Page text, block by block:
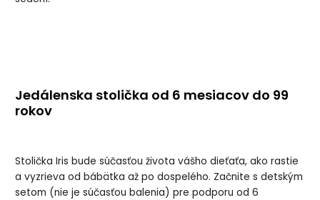
Jedálenska stolička od 6 mesiacov do 99
rokov
Stolička Iris bude súčasťou života vášho dieťaťa, ako rastie
a vyzrieva od bábätka až po dospelého. Začnite s detským
setom (nie je súčasťou balenia) pre podporu od 6